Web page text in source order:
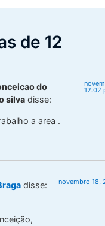
de 12
do
silva disse:
12:02
a area .
disse: novembro 18,